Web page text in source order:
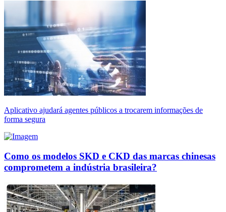
Aplicativo ajudará agentes públicos a trocarem informações de
forma segura
Como os modelos SKD e CKD das marcas chinesas
comprometem a indústria brasileira?